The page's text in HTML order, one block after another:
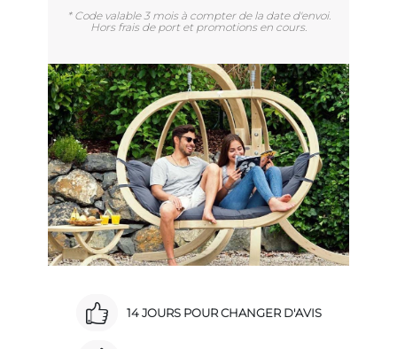
* Code valable 3 mois à compter de la date d'envoi.
Hors frais de port et promotions en cours.
14 JOURS POUR CHANGER D'AVIS